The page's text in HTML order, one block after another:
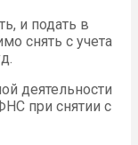
и подать в
снять с учета
деятельности
при снятии с